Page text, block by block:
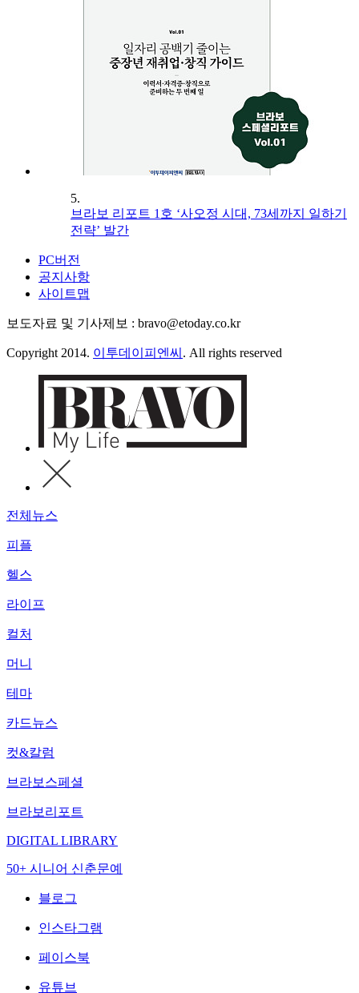
5.
브라보 리포트 1호 ‘사오정 시대, 73세까지 일하기
전략’ 발간
PC버전
공지사항
사이트맵
보도자료 및 기사제보 : bravo@etoday.co.kr
Copyright 2014. 이투데이피엔씨 . All rights reserved
전체뉴스
피플
헬스
라이프
컬처
머니
테마
카드뉴스
컷&칼럼
브라보스페셜
브라보리포트
DIGITAL LIBRARY
50+ 시니어 신춘문예
블로그
인스타그램
페이스북
유튜브